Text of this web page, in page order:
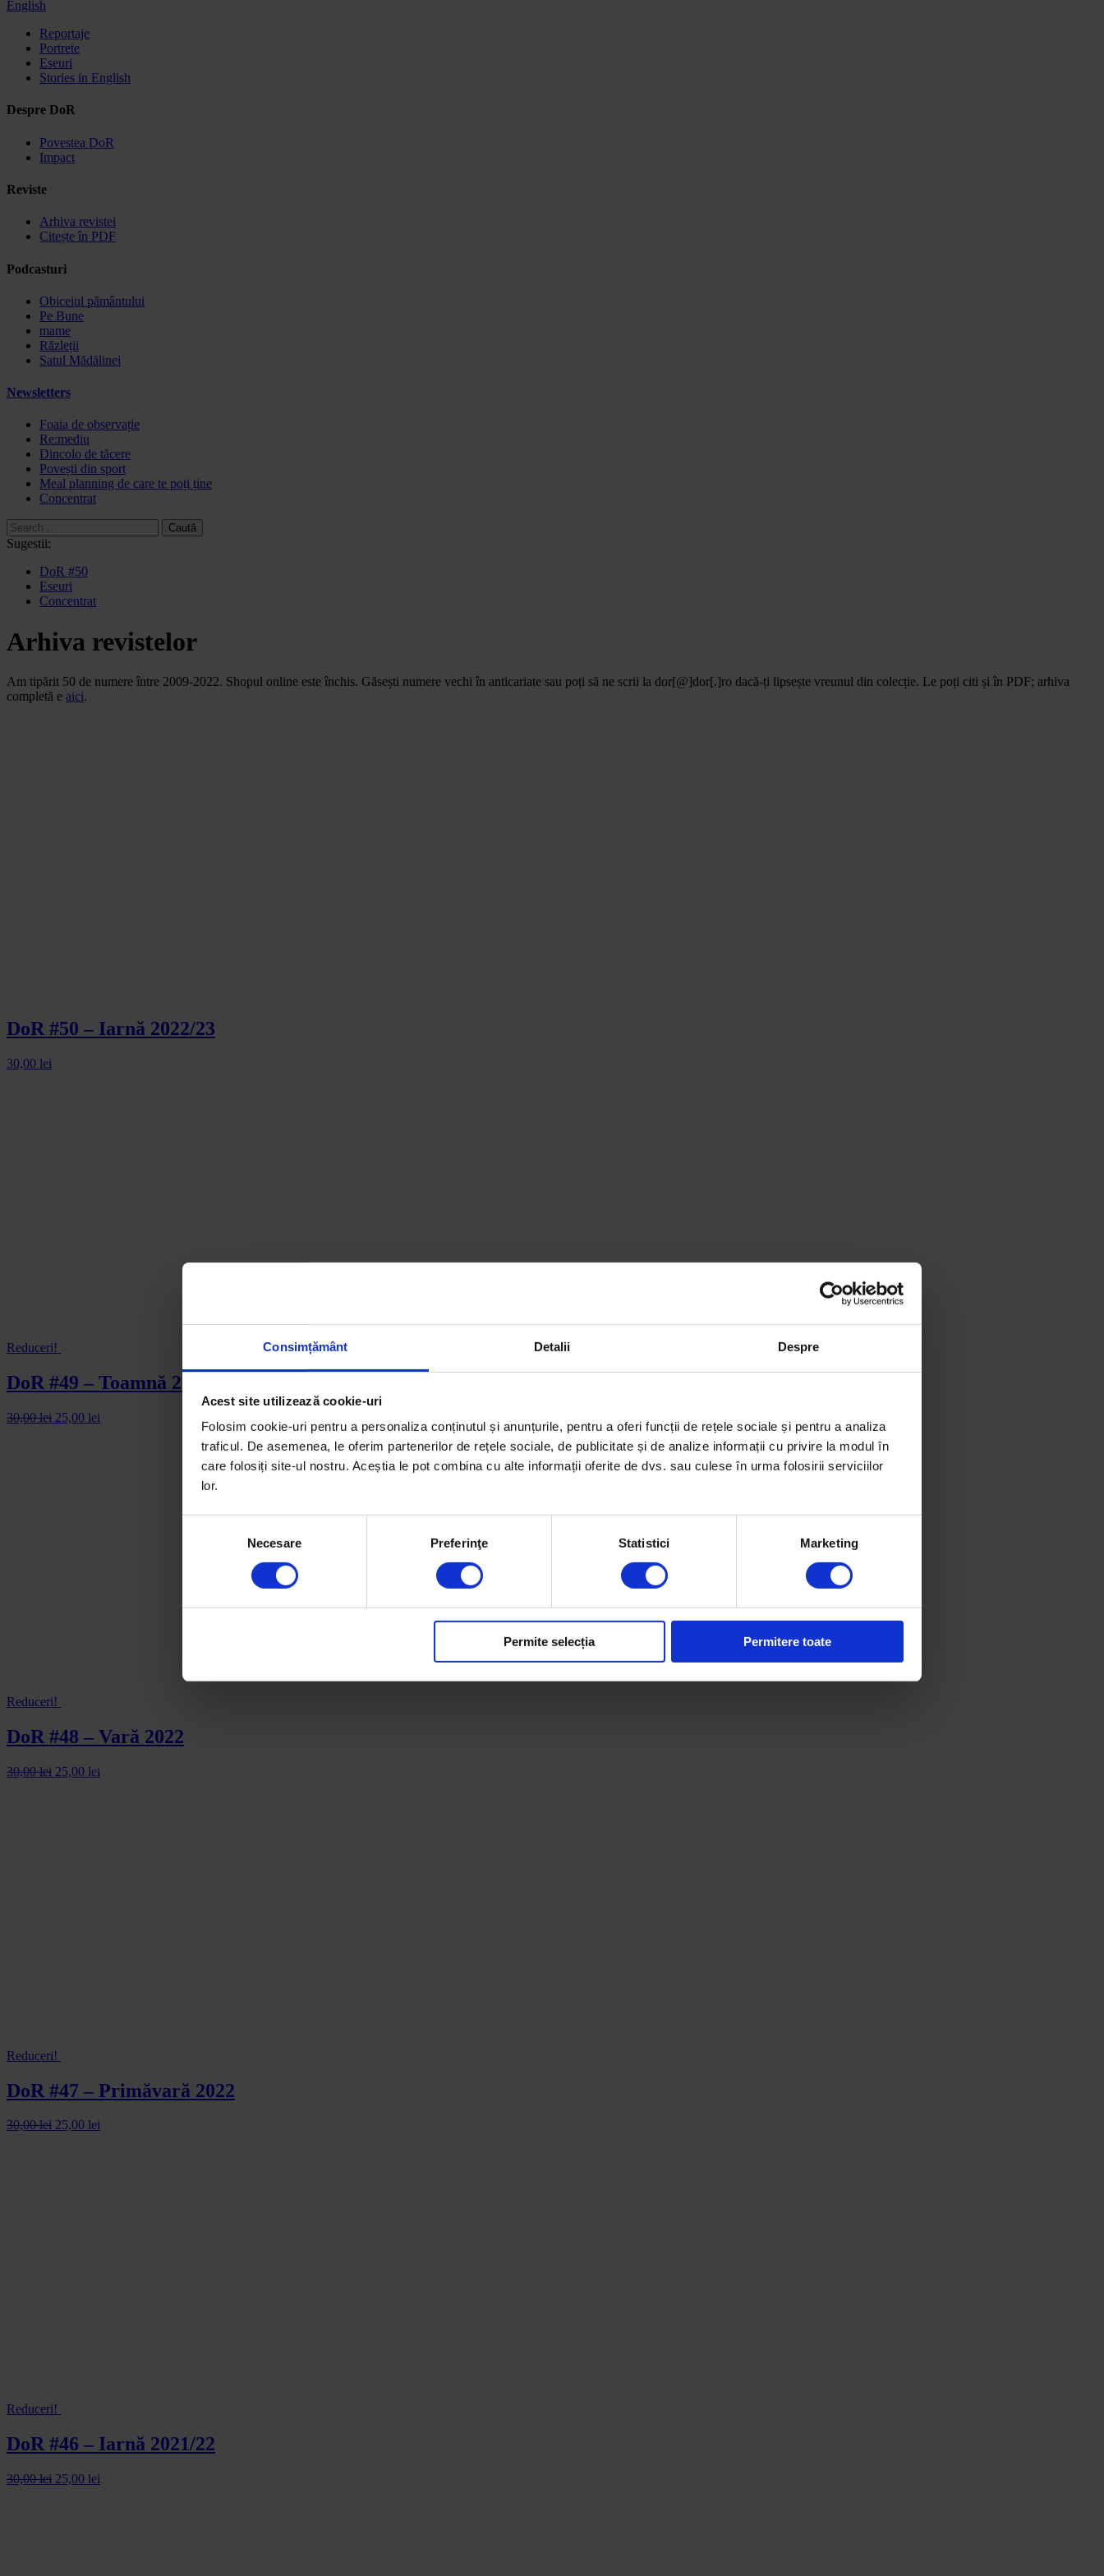
Consimțământ Detalii Despre
Acest site utilizează cookie-uri
Folosim cookie-uri pentru a personaliza conținutul și anunțurile, pentru a oferi funcții de rețele sociale și pentru a analiza
traficul. De asemenea, le oferim partenerilor de rețele sociale, de publicitate și de analize informații cu privire la modul în
care folosiți site-ul nostru. Aceștia le pot combina cu alte informații oferite de dvs. sau culese în urma folosirii serviciilor
lor.
consimțământului
Necesare Preferinţe Statistici Marketing
Permite selecția Permitere toate
English
Reportaje
Portrete
Eseuri
Stories in English
Despre DoR
Povestea DoR
Impact
Reviste
Arhiva revistei
Citește în PDF
Podcasturi
Obiceiul pământului
Pe Bune
mame
Răzleții
Satul Mădălinei
Newsletters
Foaia de observație
Re:mediu
Dincolo de tăcere
Povești din sport
Meal planning de care te poți ține
Concentrat
Caută
după:
Sugestii:
DoR #50
Eseuri
Concentrat
Arhiva revistelor
Am tipărit 50 de numere între 2009-2022. Shopul online este închis. Găsești numere vechi în anticariate sau poți să ne scrii la dor[@]dor[.]ro dacă-ți lipsește vreunul din colecție. Le poți citi și în PDF; arhiva
completă e aici.
DoR #50 – Iarnă 2022/23
30,00 lei
Reduceri!
DoR #49 – Toamnă 2022
30,00lei 25,00 lei
Reduceri!
DoR #48 – Vară 2022
30,00lei 25,00 lei
Reduceri!
DoR #47 – Primăvară 2022
30,00lei 25,00 lei
Reduceri!
DoR #46 – Iarnă 2021/22
30,00lei 25,00 lei